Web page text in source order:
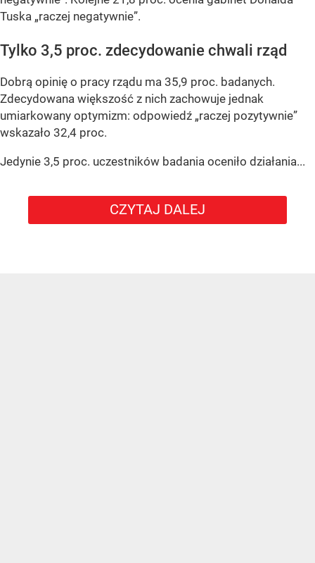
Tuska „raczej negatywnie”.
Tylko 3,5 proc. zdecydowanie chwali rząd
Dobrą opinię o pracy rządu ma 35,9 proc. badanych.
Zdecydowana większość z nich zachowuje jednak
umiarkowany optymizm: odpowiedź „raczej pozytywnie”
wskazało 32,4 proc.
Jedynie 3,5 proc. uczestników badania oceniło działania...
CZYTAJ DALEJ